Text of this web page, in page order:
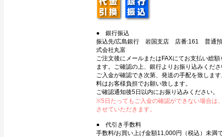
● 銀行振込
振込先/広島銀行 岩国支店 店番:161 普通
式会社丸富
ご注文後にメールまたはFAXにてお支払い総
ます。ご確認の上、銀行よりお振り込みくだ
ご入金が確認でき次第、発送の手配を致しま
料はお客様負担でお願い致します。
ご確認通知後5日以内にお振り込みください。
※5日たってもご入金の確認ができない場合は
させていただきます。
● 代引き手数料
手数料/お買い上げ金額11,000円（税込）未満